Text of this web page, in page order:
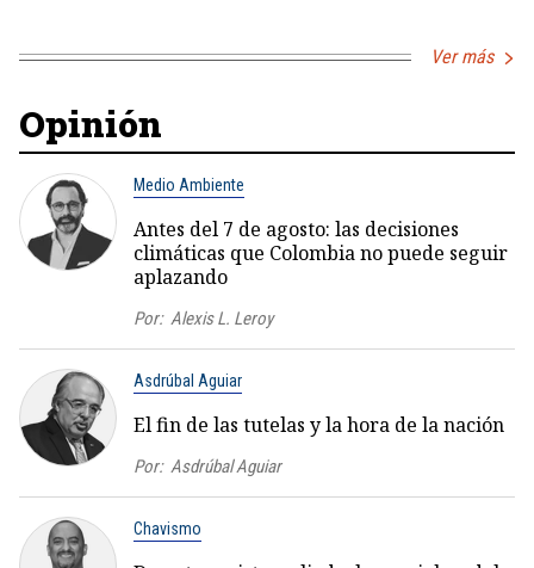
Ver más
Opinión
Medio Ambiente
Antes del 7 de agosto: las decisiones
climáticas que Colombia no puede seguir
aplazando
Por: Alexis L. Leroy
Asdrúbal Aguiar
El fin de las tutelas y la hora de la nación
Por: Asdrúbal Aguiar
Chavismo